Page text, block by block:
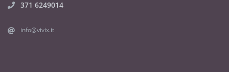
371 6249014
info@vivix.it